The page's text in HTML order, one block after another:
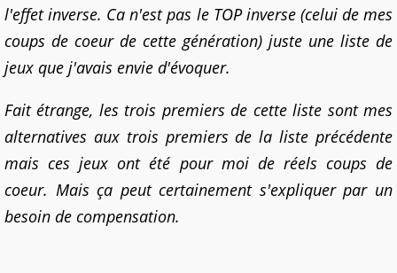
l'effet inverse. Ca n'est pas le TOP inverse (celui de mes
coups de coeur de cette génération) juste une liste de
jeux que j'avais envie d'évoquer.
Fait étrange, les trois premiers de cette liste sont mes
alternatives aux trois premiers de la liste précédente
mais ces jeux ont été pour moi de réels coups de
coeur. Mais ça peut certainement s'expliquer par un
besoin de compensation.